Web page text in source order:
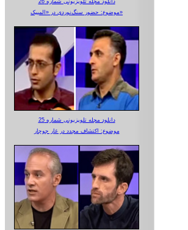
دانلود مجله تلویزیونی شماره 26
موضوع: حضور سنگ‌نوردی در «المپیک»
دانلود مجله تلویزیونی شماره 25
موضوع: اکتشاف مجدد در غار جوجار